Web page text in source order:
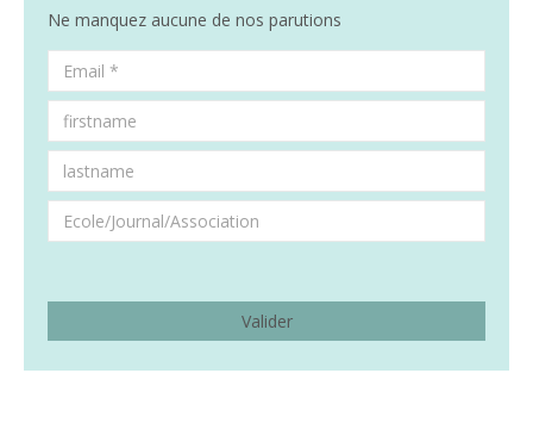
Ne manquez aucune de nos parutions